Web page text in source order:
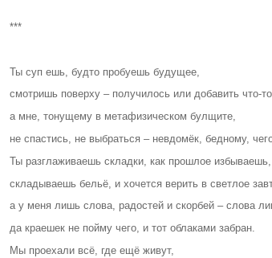
***
Ты суп ешь, будто пробуешь будущее,
смотришь поверху – получилось или добавить что-
а мне, тонущему в метафизическом булщите,
не спастись, не выбраться – невдомёк, бедному,
Ты разглаживаешь складки, как прошлое избываешь,
складываешь бельё, и хочется верить в светлое
а у меня лишь слова, радостей и скорбей – слова
да краешек не пойму чего, и тот облаками забран.
Мы проехали всё, где ещё живут,